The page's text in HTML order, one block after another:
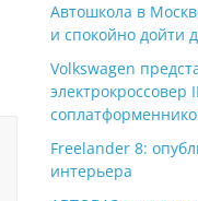
Автошкола в
и спокойно дойти
Volkswagen
электрокроссовер
Freelander 8:
интерьера